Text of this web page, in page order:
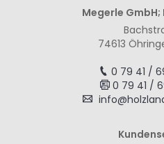
Megerle
74613
0 79 41 /
0 79 41 /